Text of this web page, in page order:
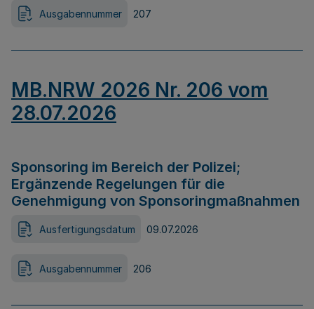
Ausgabennummer 207
MB.NRW 2026 Nr. 206 vom
28.07.2026
Sponsoring im Bereich der Polizei;
Ergänzende Regelungen für die
Genehmigung von Sponsoringmaßnahmen
Ausfertigungsdatum 09.07.2026
Ausgabennummer 206